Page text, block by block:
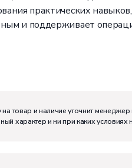
практических
и поддерживает
товар и наличие уточнит
характер и ни при каких